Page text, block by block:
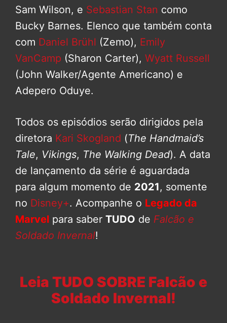
Sam Wilson, e Sebastian Stan como
Bucky Barnes. Elenco que também conta
com Daniel Brühl (Zemo), Emily
VanCamp (Sharon Carter), Wyatt Russell
(John Walker/Agente Americano) e
Adepero Oduye.
Todos os episódios serão dirigidos pela
diretora Kari Skogland (The Handmaid’s
Tale, Vikings, The Walking Dead). A data
de lançamento da série é aguardada
para algum momento de 2021, somente
no Disney+. Acompanhe o Legado da
Marvel para saber TUDO de Falcão e
Soldado Invernal!
Leia TUDO SOBRE Falcão e
Soldado Invernal!